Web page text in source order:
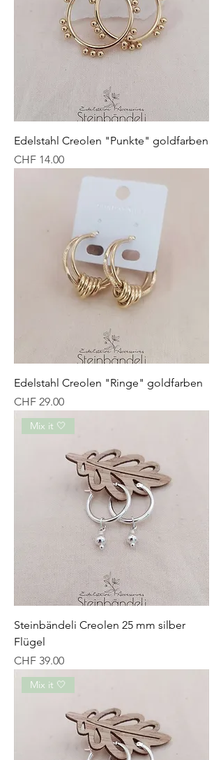
Edelstahl Creolen "Punkte" goldfarben
Preis
CHF 14.00
Edelstahl Creolen "Ringe" goldfarben
Preis
CHF 29.00
Mix it 🤍
Steinbändeli Creolen 25 mm silber
Flügel
Preis
CHF 39.00
Mix it 🤍